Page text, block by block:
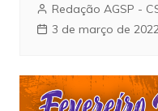
Redação AGSP -
3 de março de